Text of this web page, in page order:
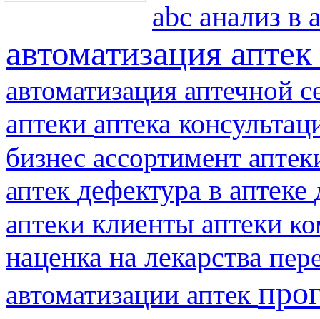
abc анализ в
автоматизация аптек
автоматизация аптечной
аптеки аптека
бизнес ассортимент
аптек дефектура в аптеке
аптеки клиенты аптеки
наценка на лекарства
автоматизации аптек